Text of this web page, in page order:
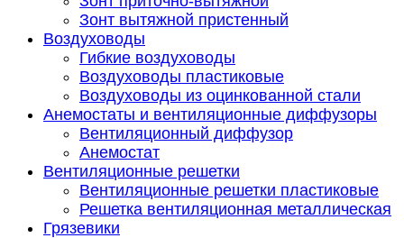
Зонт вытяжной пристенный
Воздуховоды
Гибкие воздуховоды
Воздуховоды пластиковые
Воздуховоды из оцинкованной стали
Анемостаты и вентиляционные диффузоры
Вентиляционный диффузор
Анемостат
Вентиляционные решетки
Вентиляционные решетки пластиковые
Решетка вентиляционная металлическая
Грязевики